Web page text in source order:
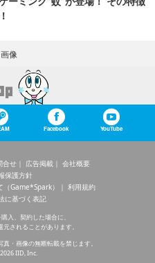
像
Facebook YouTube
合せ 広告掲載
会社概要
保護方針
Game*Spark）
利用規約
に基づく表記
入、契約した場合に、
されることがあります。
・画像の無断転載を禁じます。
IID, Inc.